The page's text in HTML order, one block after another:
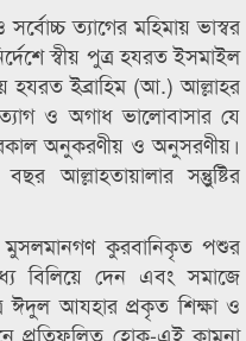
ত্যাগের মহিমায় ভাস্বর
স্বীয় পুত্র হযরত ইসমাইল
ইব্রাহিম (আ.) আল্লাহর
ও অগাধ ভালোবাসার যে
অনুকরণীয় ও অনুসরণীয়।
আল্লাহতায়ালার সন্তুুষ্টির
মুসলমানগণ কুরবানিকৃত পশুর
বিলিয়ে দেন এবং সমাজে
ঈদুল আযহার প্রকৃত শিক্ষা ও
প্রতিফলিত হোক-এই কামনা